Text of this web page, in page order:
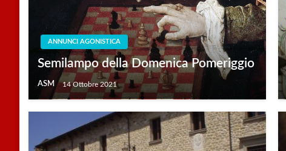
ANNUNCI AGONISTICA
Semilampo della Domenica Pomeriggio
ASM 14 Ottobre 2021